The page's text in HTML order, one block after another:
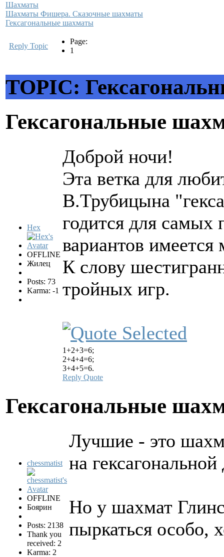
Шахматы
Шахматы Фишера. Сказочные шахматы
Гексагональные шахматы
Reply Topic
Page:
1
TOPIC:
Гексагональные
Hex
OFFLINE
Жилец
Posts: 73
Karma: -1
Доброй ночи!
Эта ветка для
В.Трубицына
годится для самых
вариантов имеется
К слову
тройных игр.
1+2+3=6;
2+4+4=6;
3+4+5=6.
Reply Quote
Гексагональные
chessmatist
OFFLINE
Боярин
Posts: 2138
Thank you
received: 2
Karma: 2
Лучшие - это
на гексагональной
Но у шахмат
пыркаться особо,